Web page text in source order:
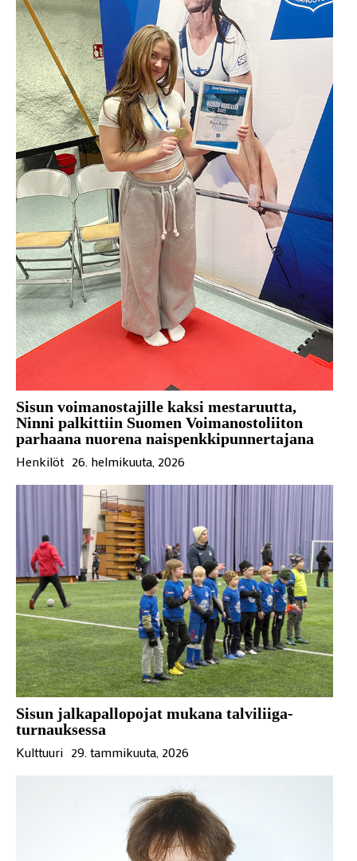
Sisun voimanostajille kaksi mestaruutta,
Ninni palkittiin Suomen Voimanostoliiton
parhaana nuorena naispenkkipunnertajana
Henkilöt 26. helmikuuta, 2026
Sisun jalkapallopojat mukana talviliiga-
turnauksessa
Kulttuuri 29. tammikuuta, 2026